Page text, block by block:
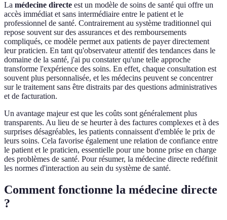
La médecine directe est un modèle de soins de santé qui offre un
accès immédiat et sans intermédiaire entre le patient et le
professionnel de santé. Contrairement au système traditionnel qui
repose souvent sur des assurances et des remboursements
compliqués, ce modèle permet aux patients de payer directement
leur praticien. En tant qu'observateur attentif des tendances dans le
domaine de la santé, j'ai pu constater qu'une telle approche
transforme l'expérience des soins. En effet, chaque consultation est
souvent plus personnalisée, et les médecins peuvent se concentrer
sur le traitement sans être distraits par des questions administratives
et de facturation.
Un avantage majeur est que les coûts sont généralement plus
transparents. Au lieu de se heurter à des factures complexes et à des
surprises désagréables, les patients connaissent d'emblée le prix de
leurs soins. Cela favorise également une relation de confiance entre
le patient et le praticien, essentielle pour une bonne prise en charge
des problèmes de santé. Pour résumer, la médecine directe redéfinit
les normes d'interaction au sein du système de santé.
Comment fonctionne la médecine directe
?